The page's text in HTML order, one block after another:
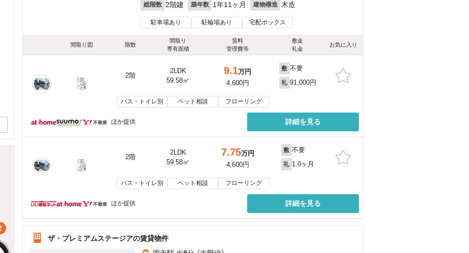
総階数 2階建 築年数 1年11ヶ月 建物構造 木造
駐車場あり 駐輪場あり 宅配ボックス
間取り図 階数
間取り
専有面積
賃料
管理費等
敷金
礼金
お気に入り
2階
2LDK
59.58㎡
9.1万円
4,600円
敷 不要
礼 91,000円
バス・トイレ別 ペット相談 フローリング
ほか提供 詳細を見る
2階
2LDK
59.58㎡
7.75万円
4,600円
敷 不要
礼 1.0ヶ月
バス・トイレ別 ペット相談 フローリング
ほか提供 詳細を見る
ザ・プレミアムステージアの賃貸物件